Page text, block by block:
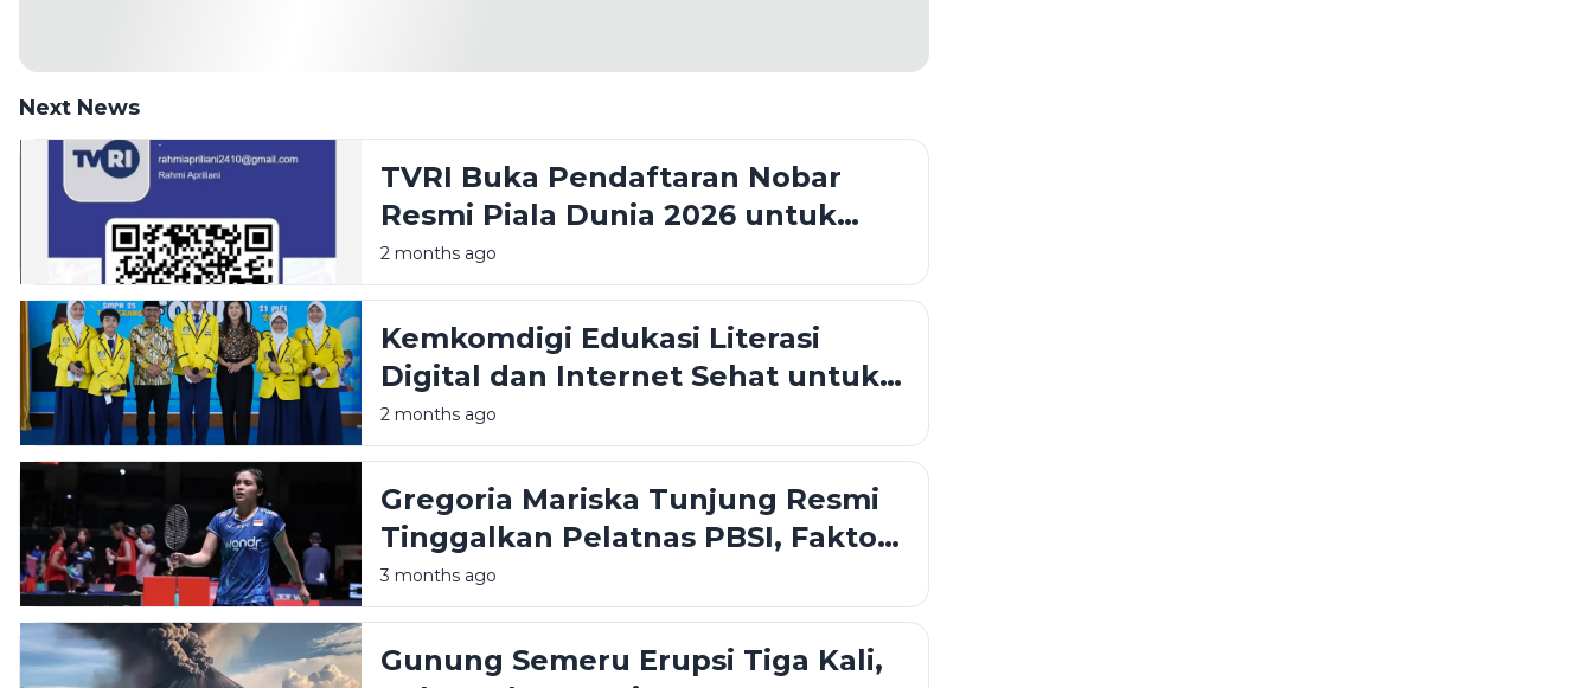
Next News
TVRI Buka Pendaftaran Nobar
Resmi Piala Dunia 2026 untuk
Kafe hingga Hotel
2 months ago
Kemkomdigi Edukasi Literasi
Digital dan Internet Sehat untuk
Pelajar di Tangerang
2 months ago
Gregoria Mariska Tunjung Resmi
Tinggalkan Pelatnas PBSI, Faktor
Kesehatan Jadi Alasan
3 months ago
Gunung Semeru Erupsi Tiga Kali,